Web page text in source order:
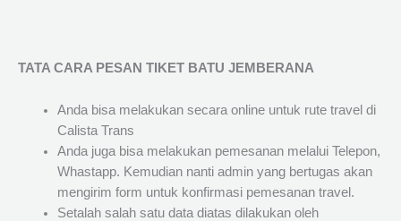
TATA CARA PESAN TIKET BATU JEMBERANA
Anda bisa melakukan secara online untuk rute travel di
Calista Trans
Anda juga bisa melakukan pemesanan melalui Telepon,
Whastapp. Kemudian nanti admin yang bertugas akan
mengirim form untuk konfirmasi pemesanan travel.
Setalah salah satu data diatas dilakukan oleh